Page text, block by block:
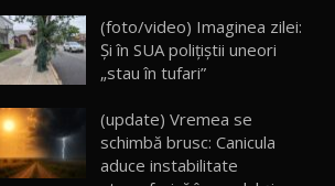
Noul Volvo ES90 / Test Drive AutoBlog.MD
27:58
Noul MG HS / Test Drive AutoBlog.MD
16:48
(foto/video) Imaginea zilei:
Și în SUA polițiștii uneori
„stau în tufari”
(update) Vremea se
schimbă brusc: Canicula
aduce instabilitate